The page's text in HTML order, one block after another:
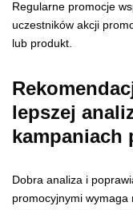
Regularne promocje
uczestników akcji
lub produkt.
lepszej
kampaniach
Dobra analiza i
promocyjnymi